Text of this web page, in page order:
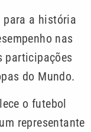
para a história
nas
participações
do Mundo.
o futebol
representante